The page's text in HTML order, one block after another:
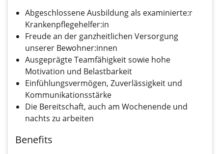
Abgeschlossene Ausbildung als examinierte:r
Krankenpflegehelfer:in
Freude an der ganzheitlichen Versorgung
unserer Bewohner:innen
Ausgeprägte Teamfähigkeit sowie hohe
Motivation und Belastbarkeit
Einfühlungsvermögen, Zuverlässigkeit und
Kommunikationsstärke
Die Bereitschaft, auch am Wochenende und
nachts zu arbeiten
Benefits